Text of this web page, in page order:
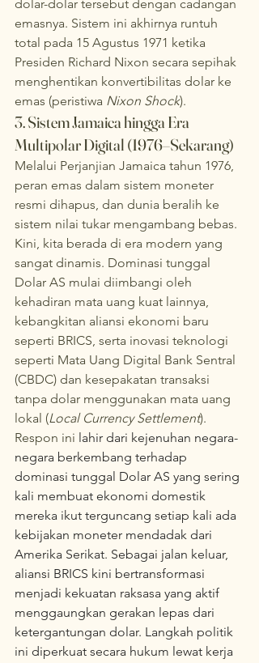
dolar-dolar tersebut dengan cadangan
emasnya. Sistem ini akhirnya runtuh
total pada 15 Agustus 1971 ketika
Presiden Richard Nixon secara sepihak
menghentikan konvertibilitas dolar ke
emas (peristiwa Nixon Shock).
3. Sistem Jamaica hingga Era
Multipolar Digital (1976–Sekarang)
Melalui Perjanjian Jamaica tahun 1976,
peran emas dalam sistem moneter
resmi dihapus, dan dunia beralih ke
sistem nilai tukar mengambang bebas.
Kini, kita berada di era modern yang
sangat dinamis. Dominasi tunggal
Dolar AS mulai diimbangi oleh
kehadiran mata uang kuat lainnya,
kebangkitan aliansi ekonomi baru
seperti BRICS, serta inovasi teknologi
seperti Mata Uang Digital Bank Sentral
(CBDC) dan kesepakatan transaksi
tanpa dolar menggunakan mata uang
lokal (Local Currency Settlement).
Respon ini lahir dari kejenuhan negara-
negara berkembang terhadap
dominasi tunggal Dolar AS yang sering
kali membuat ekonomi domestik
mereka ikut terguncang setiap kali ada
kebijakan moneter mendadak dari
Amerika Serikat. Sebagai jalan keluar,
aliansi BRICS kini bertransformasi
menjadi kekuatan raksasa yang aktif
menggaungkan gerakan lepas dari
ketergantungan dolar. Langkah politik
ini diperkuat secara hukum lewat kerja